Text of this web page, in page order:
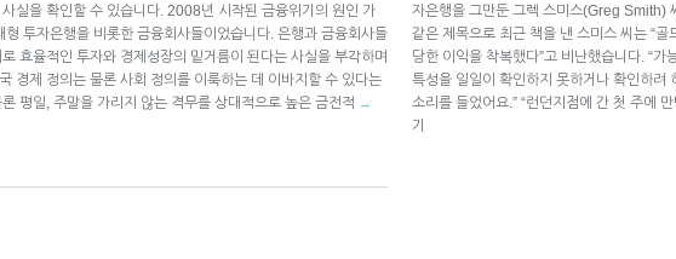
실을 확인할 수 있습니다. 2008년 시작된 금융위기의 원인 가
투자은행을 비롯한 금융회사들이었습니다. 은행과 금융회사들
효율적인 투자와 경제성장의 밑거름이 된다는 사실을 부각하며
경제 정의는 물론 사회 정의를 이룩하는 데 이바지할 수 있다는
평일, 주말을 가리지 않는 격무를 상대적으로 높은 금전적 →
자은행을 그만둔 그렉 스미스(Greg Smith)
같은 제목으로 최근 책을 낸 스미스 씨는 “
당한 이익을 착복했다”고 비난했습니다. “
특성을 일일이 확인하지 못하거나 확인하려
소리를 들었어요.” “런던지점에 간 첫 주에
기